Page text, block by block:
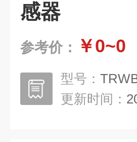
感器
参考价： ￥0~0
型号：
更新时间：